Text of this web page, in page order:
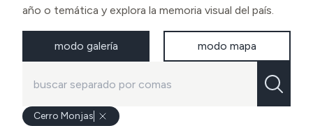
año o temática y explora la memoria visual del país.
modo galería modo mapa
Cerro Monjas